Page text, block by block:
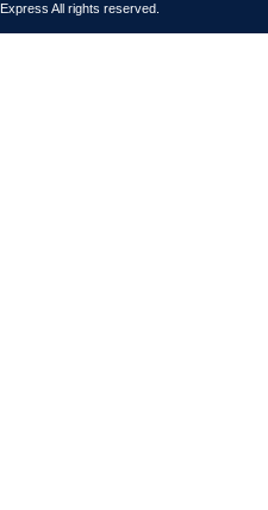
All rights reserved.